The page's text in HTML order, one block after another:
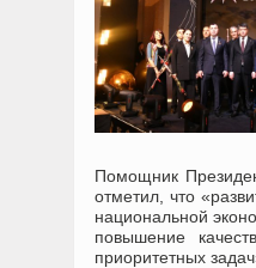
Помощник
отметил, что
национальной
повышение
приоритетных